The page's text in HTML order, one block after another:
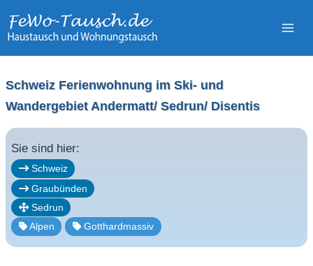
Inhalt
Schweiz Ferienwohnung im Ski- und
Wandergebiet Andermatt/ Sedrun/ Disentis
Sie sind hier:
Schweiz
Graubünden
Sedrun
Alpen
Gotthardmassiv